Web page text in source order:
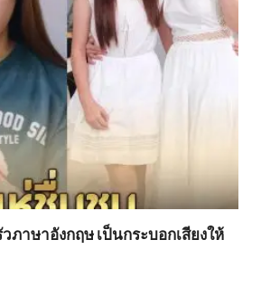
ภาษาอังกฤษ เป็นกระบอกเสียงให้